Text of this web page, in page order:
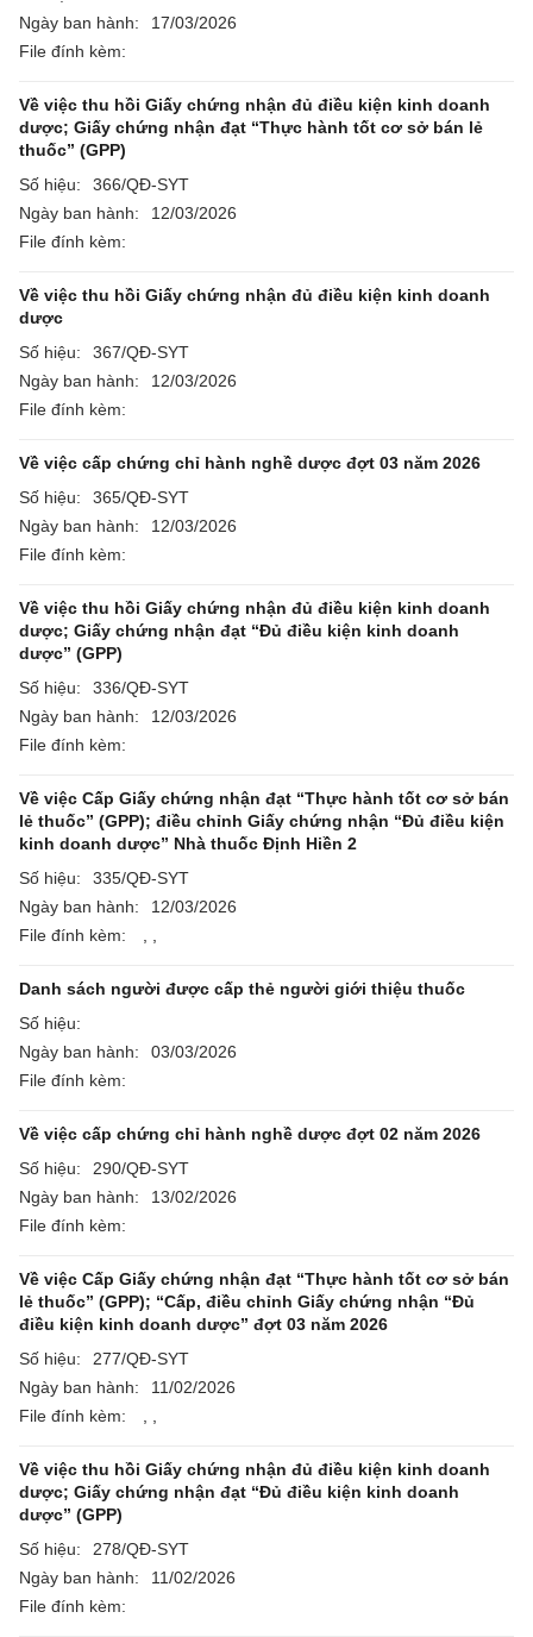
Ngày ban hành:
17/03/2026
File đính kèm:
Về việc thu hồi Giấy chứng nhận đủ điều kiện kinh doanh
dược; Giấy chứng nhận đạt “Thực hành tốt cơ sở bán lẻ
thuốc” (GPP)
Số hiệu:
366/QĐ-SYT
Ngày ban hành:
12/03/2026
File đính kèm:
Về việc thu hồi Giấy chứng nhận đủ điều kiện kinh doanh
dược
Số hiệu:
367/QĐ-SYT
Ngày ban hành:
12/03/2026
File đính kèm:
Về việc cấp chứng chỉ hành nghề dược đợt 03 năm 2026
Số hiệu:
365/QĐ-SYT
Ngày ban hành:
12/03/2026
File đính kèm:
Về việc thu hồi Giấy chứng nhận đủ điều kiện kinh doanh
dược; Giấy chứng nhận đạt “Đủ điều kiện kinh doanh
dược” (GPP)
Số hiệu:
336/QĐ-SYT
Ngày ban hành:
12/03/2026
File đính kèm:
Về việc Cấp Giấy chứng nhận đạt “Thực hành tốt cơ sở bán
lẻ thuốc” (GPP); điều chỉnh Giấy chứng nhận “Đủ điều kiện
kinh doanh dược” Nhà thuốc Định Hiền 2
Số hiệu:
335/QĐ-SYT
Ngày ban hành:
12/03/2026
File đính kèm:
Danh sách người được cấp thẻ người giới thiệu thuốc
Số hiệu:
Ngày ban hành:
03/03/2026
File đính kèm:
Về việc cấp chứng chỉ hành nghề dược đợt 02 năm 2026
Số hiệu:
290/QĐ-SYT
Ngày ban hành:
13/02/2026
File đính kèm:
Về việc Cấp Giấy chứng nhận đạt “Thực hành tốt cơ sở bán
lẻ thuốc” (GPP); “Cấp, điều chỉnh Giấy chứng nhận “Đủ
điều kiện kinh doanh dược” đợt 03 năm 2026
Số hiệu:
277/QĐ-SYT
Ngày ban hành:
11/02/2026
File đính kèm:
Về việc thu hồi Giấy chứng nhận đủ điều kiện kinh doanh
dược; Giấy chứng nhận đạt “Đủ điều kiện kinh doanh
dược” (GPP)
Số hiệu:
278/QĐ-SYT
Ngày ban hành:
11/02/2026
File đính kèm: